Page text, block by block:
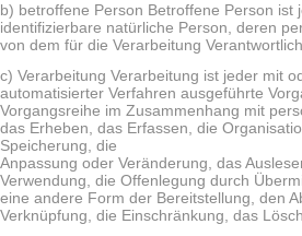
b) betroffene Person Betroffene Person ist
identifizierbare natürliche Person, deren
von dem für die Verarbeitung
c) Verarbeitung Verarbeitung ist jeder mit
automatisierter Verfahren ausgeführte
Vorgangsreihe im Zusammenhang mit
das Erheben, das Erfassen, die
Speicherung, die
Anpassung oder Veränderung, das
Verwendung, die Offenlegung durch
eine andere Form der Bereitstellung, den
Verknüpfung, die Einschränkung, das